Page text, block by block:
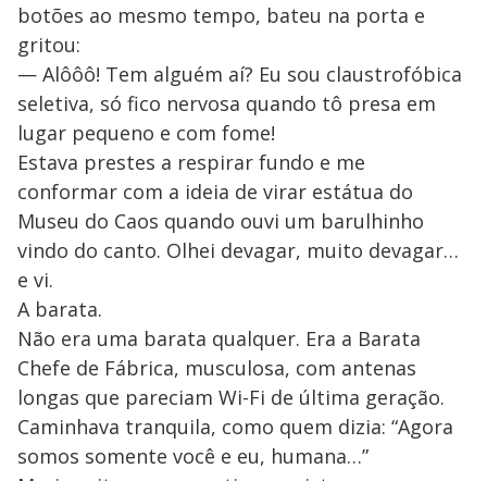
botões ao mesmo tempo, bateu na porta e
gritou:
— Alôôô! Tem alguém aí? Eu sou claustrofóbica
seletiva, só fico nervosa quando tô presa em
lugar pequeno e com fome!
Estava prestes a respirar fundo e me
conformar com a ideia de virar estátua do
Museu do Caos quando ouvi um barulhinho
vindo do canto. Olhei devagar, muito devagar…
e vi.
A barata.
Não era uma barata qualquer. Era a Barata
Chefe de Fábrica, musculosa, com antenas
longas que pareciam Wi-Fi de última geração.
Caminhava tranquila, como quem dizia: “Agora
somos somente você e eu, humana…”